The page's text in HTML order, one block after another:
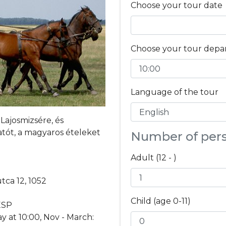
és
a magyaros ételeket
12, 1052
at 10:00, Nov - March:
Choose your tour date
Choose your tour
Language of the tour
Number of
Adult (12 - )
Child (age 0-11)